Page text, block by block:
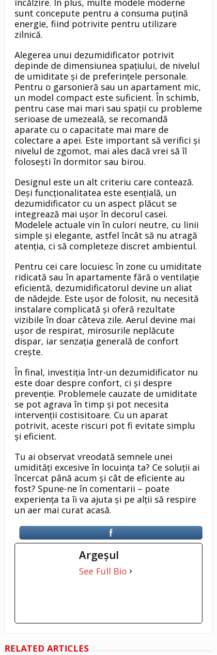
încălzire. În plus, multe modele moderne
sunt concepute pentru a consuma puțină
energie, fiind potrivite pentru utilizare
zilnică.
Alegerea unui dezumidificator potrivit
depinde de dimensiunea spațiului, de nivelul
de umiditate și de preferințele personale.
Pentru o garsonieră sau un apartament mic,
un model compact este suficient. În schimb,
pentru case mai mari sau spații cu probleme
serioase de umezeală, se recomandă
aparate cu o capacitate mai mare de
colectare a apei. Este important să verifici și
nivelul de zgomot, mai ales dacă vrei să îl
folosești în dormitor sau birou.
Designul este un alt criteriu care contează.
Deși funcționalitatea este esențială, un
dezumidificator cu un aspect plăcut se
integrează mai ușor în decorul casei.
Modelele actuale vin în culori neutre, cu linii
simple și elegante, astfel încât să nu atragă
atenția, ci să completeze discret ambientul.
Pentru cei care locuiesc în zone cu umiditate
ridicată sau în apartamente fără o ventilație
eficientă, dezumidificatorul devine un aliat
de nădejde. Este ușor de folosit, nu necesită
instalare complicată și oferă rezultate
vizibile în doar câteva zile. Aerul devine mai
ușor de respirat, mirosurile neplăcute
dispar, iar senzația generală de confort
crește.
În final, investiția într-un dezumidificator nu
este doar despre confort, ci și despre
prevenție. Problemele cauzate de umiditate
se pot agrava în timp și pot necesita
intervenții costisitoare. Cu un aparat
potrivit, aceste riscuri pot fi evitate simplu
și eficient.
Tu ai observat vreodată semnele unei
umidități excesive în locuința ta? Ce soluții ai
încercat până acum și cât de eficiente au
fost? Spune-ne în comentarii – poate
experiența ta îi va ajuta și pe alții să respire
un aer mai curat acasă.
Argeşul
See Full Bio
RELATED ARTICLES